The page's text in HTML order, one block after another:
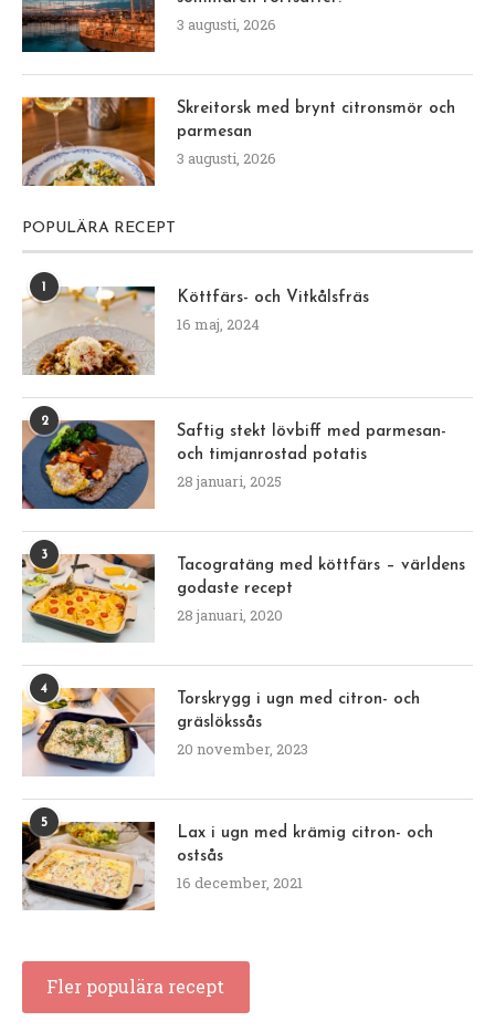
3 augusti, 2026
Skreitorsk med brynt citronsmör och
parmesan
3 augusti, 2026
POPULÄRA RECEPT
1
Köttfärs- och Vitkålsfräs
16 maj, 2024
2
Saftig stekt lövbiff med parmesan-
och timjanrostad potatis
28 januari, 2025
3
Tacogratäng med köttfärs – världens
godaste recept
28 januari, 2020
4
Torskrygg i ugn med citron- och
gräslökssås
20 november, 2023
5
Lax i ugn med krämig citron- och
ostsås
16 december, 2021
Fler populära recept